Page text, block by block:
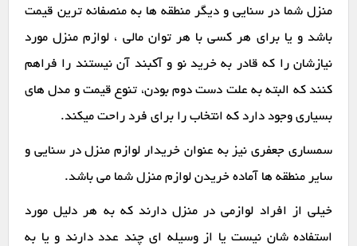
منزل شما در سنایی و دیگر منطقه ها به منصفانه ترین قیمت
باشد و یا برای هر کسی با هر توان مالی ، لوازم منزل مورد
نیازشان را که قادر به خرید نو و آکبند آن نیستند را فراهم
کنند که البته به علت دست دوم بودن، تنوع قیمت و مدل های
بسیاری وجود دارد که انتخاب را برای فرد راحت میکند.
سمساری جعفری نیز به عنوان خریدار لوازم منزل در سنایی و
سایر منطقه ها آماده خریدن لوازم منزل شما می باشد.
خیلی از افراد لوازمی در منزل دارند که به هر دلیل مورد
استفاده شان نیست یا از وسیله ای چند عدد دارند و یا به